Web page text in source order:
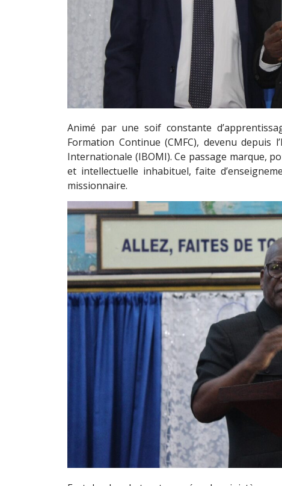
Animé par une soif constante
Formation Continue (CMFC), devenu
Internationale (IBOMI). Ce passage marque,
et intellectuelle inhabituel, faite
missionnaire.